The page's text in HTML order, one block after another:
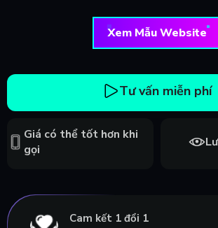
Xem Mẫu Website
Tư vấn miễn phí
Giá có thể tốt hơn khi
gọi
Cam kết 1 đổi 1